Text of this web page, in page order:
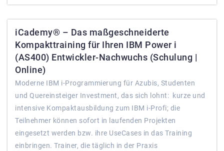
iCademy® – Das maßgeschneiderte
Kompakttraining für Ihren IBM Power i
(AS400) Entwickler-Nachwuchs (Schulung |
Online)
Moderne IBM i-Programmierung für Azubis, Studenten
und Quereinsteiger Investment, das sich lohnt: kurze und
intensive Kompaktausbildung zum IBM i-Profi; die
Teilnehmer können sofort in laufenden Projekten
eingesetzt werden bzw. ihre UseCases in das Training
einbringen. Trainer, die täglich in der Praxis